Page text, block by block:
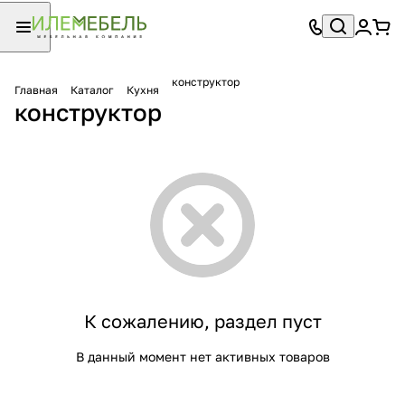
Главная Каталог Кухня
конструктор
конструктор
К сожалению, раздел пуст
В данный момент нет активных товаров